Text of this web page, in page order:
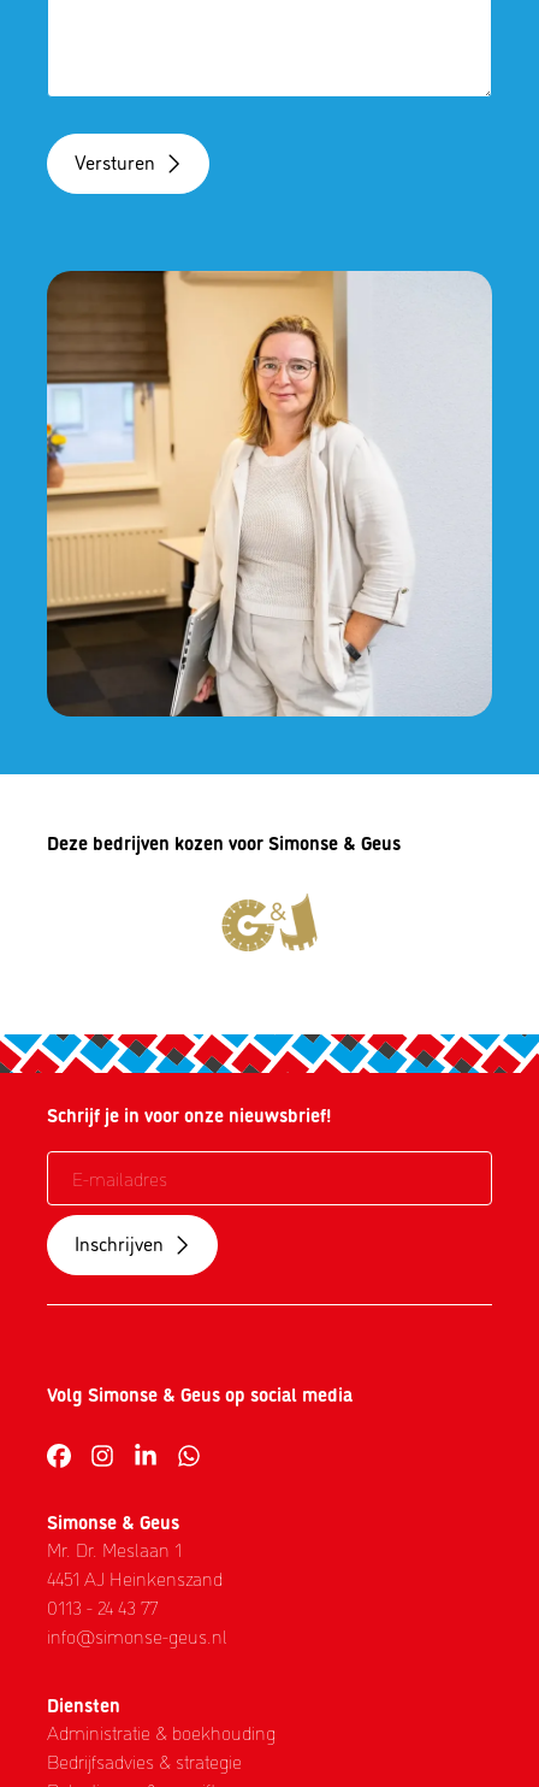
Versturen
Deze bedrijven kozen voor Simonse & Geus
Schrijf je in voor onze nieuwsbrief!
Inschrijven
Volg Simonse & Geus op social media
Simonse & Geus
Mr. Dr. Meslaan 1
4451 AJ Heinkenszand
0113 - 24 43 77
info@simonse-geus.nl
Diensten
Administratie & boekhouding
Bedrijfsadvies & strategie